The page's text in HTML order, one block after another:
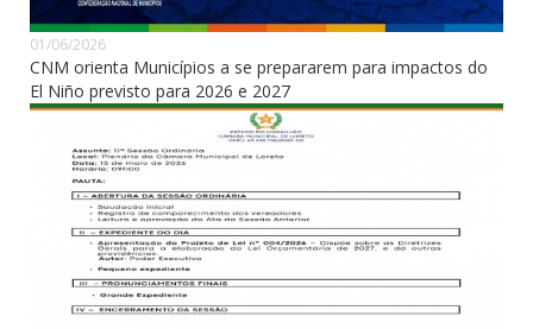
01/06/2026
CNM orienta Municípios a se prepararem para impactos do
El Niño previsto para 2026 e 2027